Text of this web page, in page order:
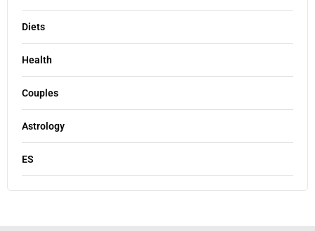
Diets
Health
Couples
Astrology
ES